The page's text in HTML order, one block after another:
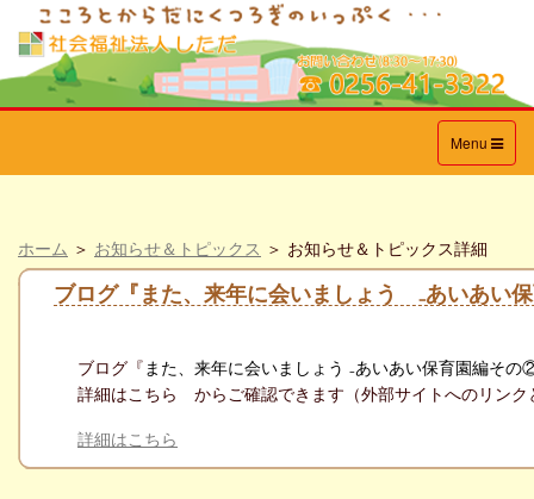
Toggle
navigation
Menu
ホーム ＞ お知らせ＆トピックス ＞ お知らせ＆トピックス詳細
ブログ『また、来年に会いましょう ₋あいあい
ブログ『また、来年に会いましょう ₋あいあい保育園編その
詳細はこちら からご確認できます（外部サイトへのリンク
詳細はこちら